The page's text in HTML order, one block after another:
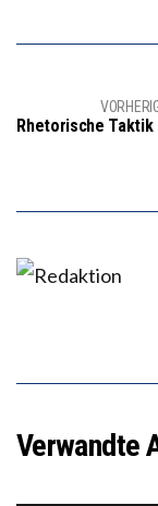
Rhetorische Taktik
Verwandte